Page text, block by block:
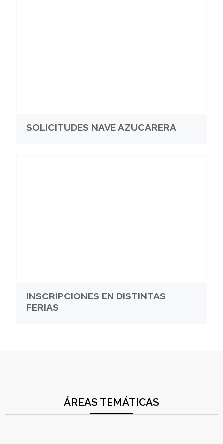
SOLICITUDES NAVE AZUCARERA
INSCRIPCIONES EN DISTINTAS
FERIAS
ÁREAS TEMÁTICAS